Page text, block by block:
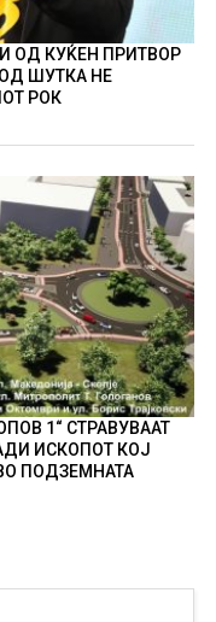
ОД КУЌЕН ПРИТВОР
ШУТКА НЕ
РОК
1“ СТРАВУВААТ
ИСКОПОТ КОЈ
ПОДЗЕМНАТА